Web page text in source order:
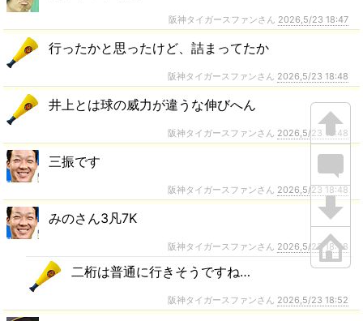
阪神タイガースファンさん 2026,5/23 18:47
行ったかと思ったけど、詰まってたか
阪神タイガースファンさん 2026,5/23 18:48
井上とは球の威力が違うな伸びへん
阪神タイガースファンさん 2026,5/23 18:48
三振です
阪神タイガースファンさん 2026,5/23 18:48
みのさん3凡7K
阪神タイガースファンさん 2026,5/23 18:48
二桁は普通に行きそうですね…
阪神タイガースファンさん 2026,5/23 18:52